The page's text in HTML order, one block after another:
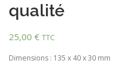
qualité
25,00 € TTC
Dimensions : 135 x 40 x 30 mm